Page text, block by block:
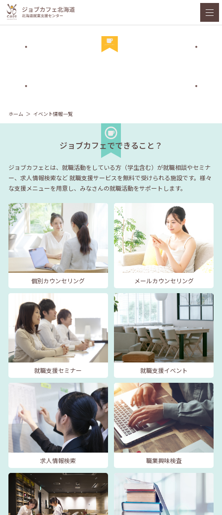
ホーム イベント情報一覧
ジョブカフェでできること？
ジョブカフェとは、就職活動をしている方（学生含む）が就職相談やセミナ
ー、求人情報検索など就職支援サービスを無料で受けられる施設です。様々
な支援メニューを用意し、みなさんの就職活動をサポートします。
個別カウンセリング メールカウンセリング
就職支援セミナー 就職支援イベント
求人情報検索 職業興味検査